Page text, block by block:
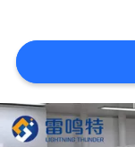
질
관
리